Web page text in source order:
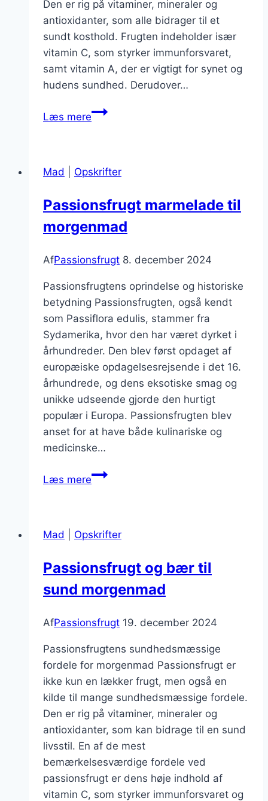
Den er rig på vitaminer, mineraler og
antioxidanter, som alle bidrager til et
sundt kosthold. Frugten indeholder især
vitamin C, som styrker immunforsvaret,
samt vitamin A, der er vigtigt for synet og
hudens sundhed. Derudover…
Læs merePassionsfrugt
sund
Mad Opskrifter
Passionsfrugt marmelade til
morgenmad
AfPassionsfrugt 8. december 2024
Passionsfrugtens oprindelse og historiske
betydning Passionsfrugten, også kendt
som Passiflora edulis, stammer fra
Sydamerika, hvor den har været dyrket i
århundreder. Den blev først opdaget af
europæiske opdagelsesrejsende i det 16.
århundrede, og dens eksotiske smag og
unikke udseende gjorde den hurtigt
populær i Europa. Passionsfrugten blev
anset for at have både kulinariske og
medicinske…
Læs merePassionsfrugt
Mad
Opskrifter
Passionsfrugt og bær til
sund morgenmad
AfPassionsfrugt 19. december 2024
Passionsfrugtens sundhedsmæssige
fordele for morgenmad Passionsfrugt er
ikke kun en lækker frugt, men også en
kilde til mange sundhedsmæssige fordele.
Den er rig på vitaminer, mineraler og
antioxidanter, som kan bidrage til en sund
livsstil. En af de mest
bemærkelsesværdige fordele ved
passionsfrugt er dens høje indhold af
vitamin C, som styrker immunforsvaret og